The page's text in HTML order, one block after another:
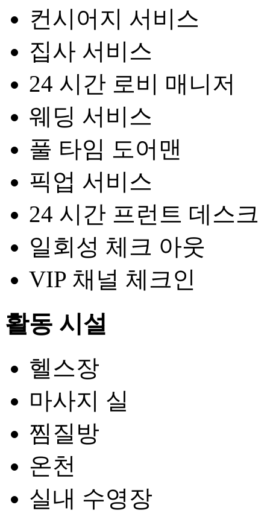
컨시어지 서비스
집사 서비스
24 시간 로비 매니저
웨딩 서비스
풀 타임 도어맨
픽업 서비스
24 시간 프런트 데스크
일회성 체크 아웃
VIP 채널 체크인
활동 시설
헬스장
마사지 실
찜질방
온천
실내 수영장